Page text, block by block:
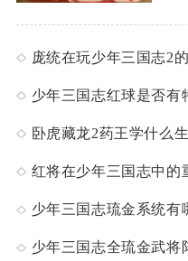
少年三国志红球是否有
卧虎藏龙2药王学什么
红将在少年三国志中的
少年三国志琉金系统有
少年三国志全琉金武将